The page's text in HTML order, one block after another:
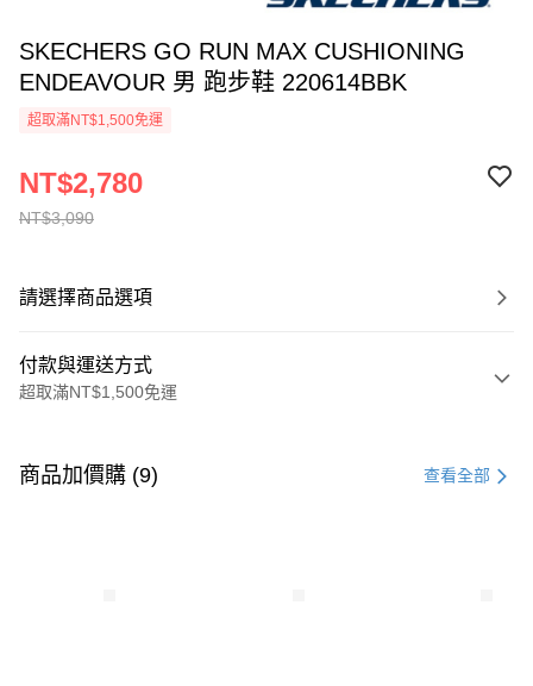
SKECHERS GO RUN MAX CUSHIONING
ENDEAVOUR 男 跑步鞋 220614BBK
超取滿NT$1,500免運
NT$3,090
NT$2,780
請選擇商品選項
付款與運送方式
超取滿NT$1,500免運
信用卡一次付款
商品加價購 (9) 查看全部